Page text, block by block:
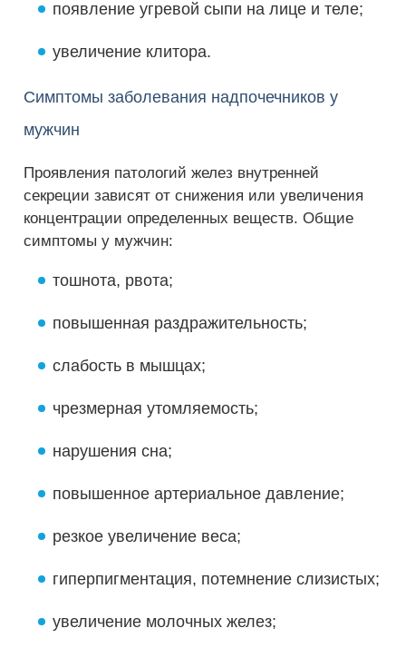
появление угревой сыпи на лице и теле;
увеличение клитора.
Симптомы заболевания надпочечников у
мужчин
Проявления патологий желез внутренней
секреции зависят от снижения или увеличения
концентрации определенных веществ. Общие
симптомы у мужчин:
тошнота, рвота;
повышенная раздражительность;
слабость в мышцах;
чрезмерная утомляемость;
нарушения сна;
повышенное артериальное давление;
резкое увеличение веса;
гиперпигментация, потемнение слизистых;
увеличение молочных желез;